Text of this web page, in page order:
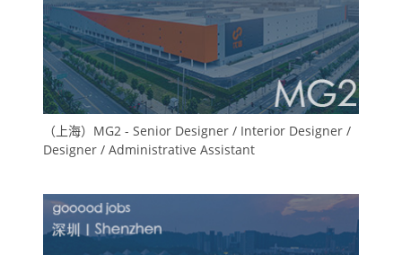
（上海）MG2 - Senior Designer / Interior Designer /
Designer / Administrative Assistant